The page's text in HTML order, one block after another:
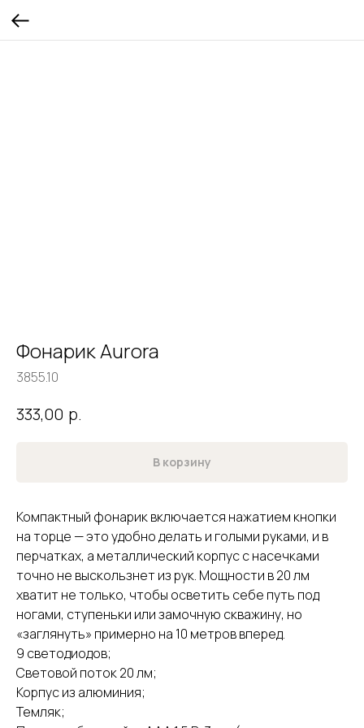
Фонарик Aurora
3855.10
333,00 р.
В корзину
Компактный фонарик включается нажатием кнопки
на торце — это удобно делать и голыми руками, и в
перчатках, а металлический корпус с насечками
точно не выскользнет из рук. Мощности в 20 лм
хватит не только, чтобы осветить себе путь под
ногами, ступеньки или замочную скважину, но
«заглянуть» примерно на 10 метров вперед.
9 светодиодов;
Световой поток 20 лм;
Корпус из алюминия;
Темляк;